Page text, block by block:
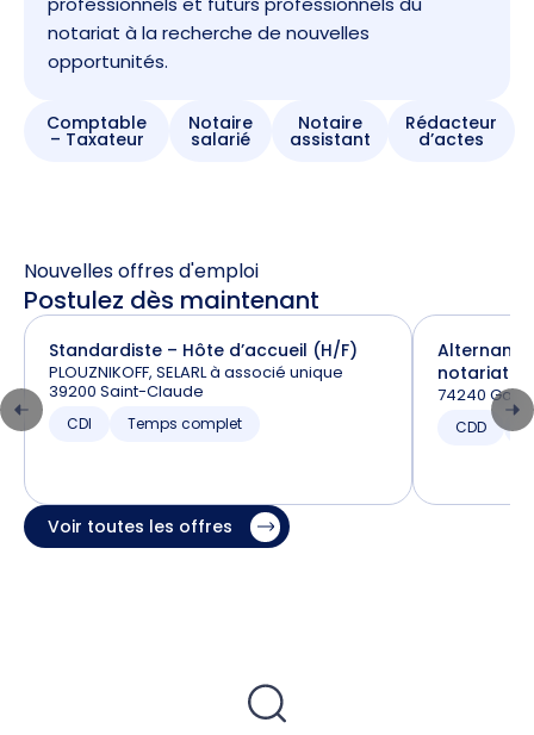
notariat à la recherche de nouvelles
opportunités.
Comptable
– Taxateur
Notaire
salarié
Notaire
assistant
Rédacteur
d’actes
Nouvelles offres d'emploi
Postulez dès maintenant
Standardiste – Hôte d’accueil (H/F)
PLOUZNIKOFF, SELARL à associé unique
39200 Saint-Claude
CDI Temps complet
notariat
74240
CDD
Voir toutes les offres